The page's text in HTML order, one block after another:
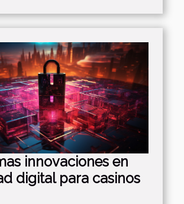
innovaciones en
digital para casinos